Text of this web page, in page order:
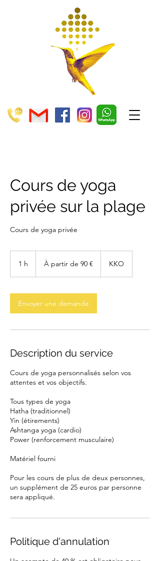
Cours de yoga
privée sur la plage
Cours de yoga privée
1 h
partir
euros
À partir de 90 € KKO
Envoyer une demande
Description du service
Cours de yoga personnalisés selon vos
attentes et vos objectifs.
Tous types de yoga
Hatha (traditionnel)
Yin (étirements)
Ashtanga yoga (cardio)
Power (renforcement musculaire)
Matériel fourni
Pour les cours de plus de deux personnes,
un supplément de 25 euros par personne
sera appliqué.
Politique d'annulation